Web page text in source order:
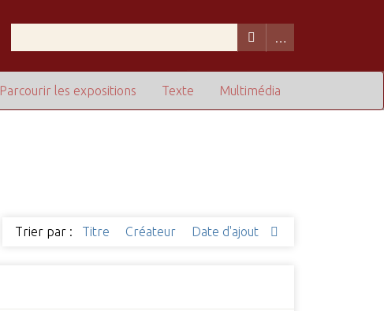
Multimédia
Texte
Parcourir les expositions
Trier par : Titre Créateur Date d'ajout